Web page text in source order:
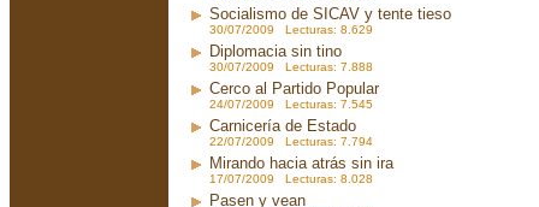
Socialismo de SICAV y tente tieso
30/07/2009 Lecturas: 8.629
Diplomacia sin tino
30/07/2009 Lecturas: 7.888
Cerco al Partido Popular
24/07/2009 Lecturas: 7.545
Carnicería de Estado
22/07/2009 Lecturas: 7.794
Mirando hacia atrás sin ira
17/07/2009 Lecturas: 8.028
Pasen y vean